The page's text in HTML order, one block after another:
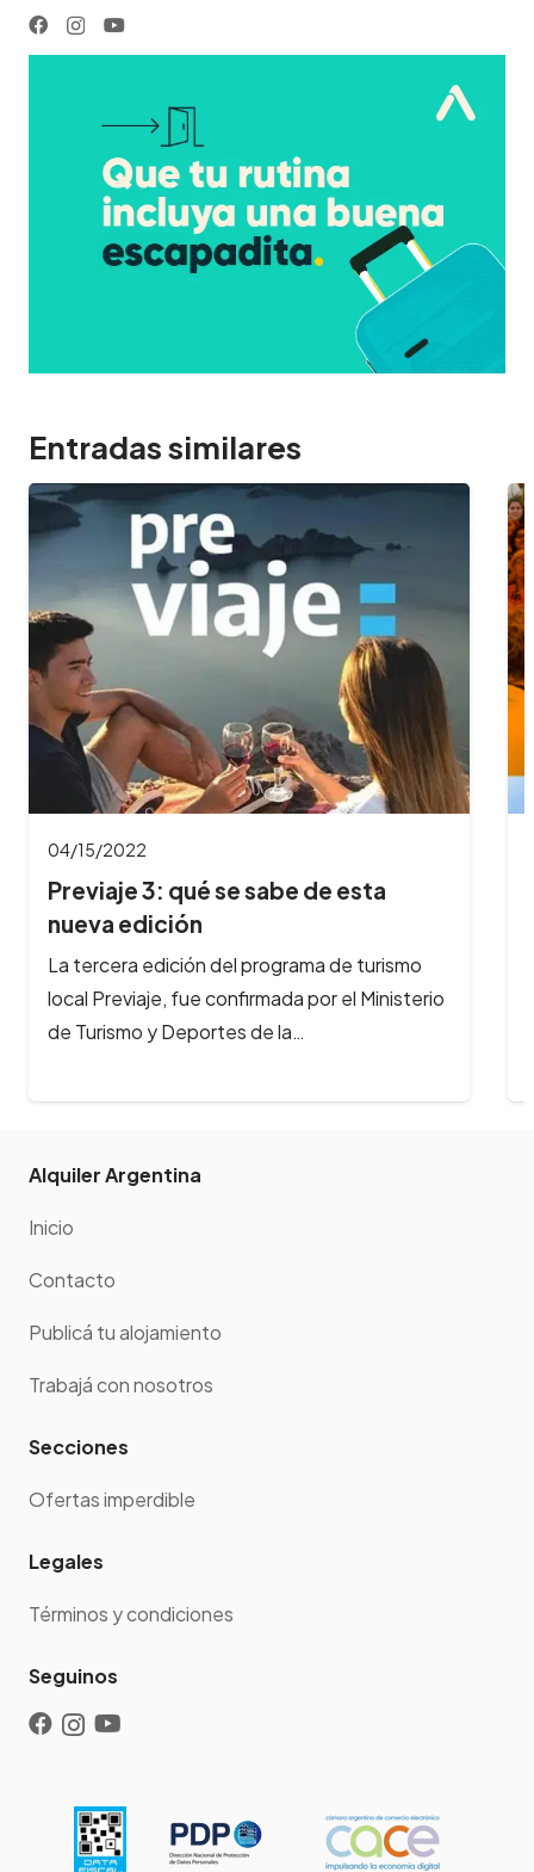
Entradas similares
04/04/2022
Se viene el Festival gastronómico
Peperina en…
En Semana Santa, llega a Alta Gracia el
Festival Gastronómicomás importante del
interior del país. Del 14 al 16 de…
Alquiler Argentina
Inicio
Contacto
Publicá tu alojamiento
Trabajá con nosotros
Secciones
Ofertas imperdible
Legales
Términos y condiciones
Seguinos